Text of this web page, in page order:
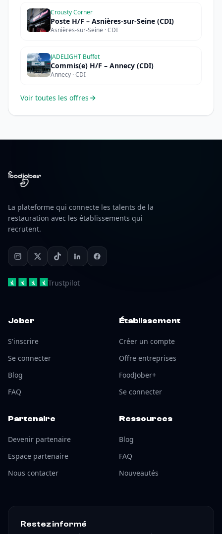
Crousty Corner
Poste H/F – Asnières-sur-Seine (CDI)
Asnières-sur-Seine · CDI
JADELIGHT Buffet
Commis(e) H/F – Annecy (CDI)
Annecy · CDI
Voir toutes les offres
La plateforme qui connecte les talents de la
restauration avec les établissements qui
recrutent.
Trustpilot
Jober
S'inscrire
Se connecter
Blog
FAQ
Établissement
Créer un compte
Offre entreprises
FoodJober+
Se connecter
Partenaire
Devenir partenaire
Espace partenaire
Nous contacter
Ressources
Blog
FAQ
Nouveautés
Restez informé